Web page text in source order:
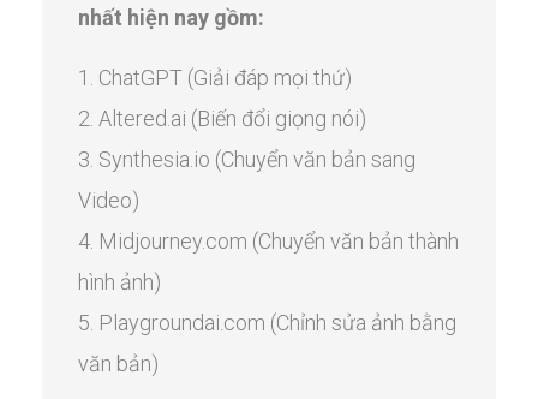
nhất hiện nay gồm:
ChatGPT (Giải đáp mọi thứ)
Altered.ai (Biến đổi giọng nói)
Synthesia.io (Chuyển văn bản sang
Video)
Midjourney.com (Chuyển văn bản thành
hình ảnh)
Playgroundai.com (Chỉnh sửa ảnh bằng
văn bản)